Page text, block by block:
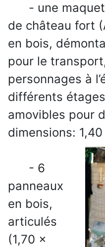
- une
de château fort
en bois,
pour le
personnages à
différents
amovibles pour
dimensions:
- 6
panneaux
en bois,
articulés
(1,70 x